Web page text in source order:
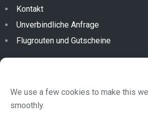
We use a few cookies to make this
smoothly.
Kontakt
Unverbindliche Anfrage
Flugrouten und Gutscheine